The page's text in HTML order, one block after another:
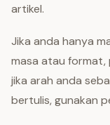
artikel.
Jika anda hanya
masa atau format,
jika arah anda
bertulis, gunakan